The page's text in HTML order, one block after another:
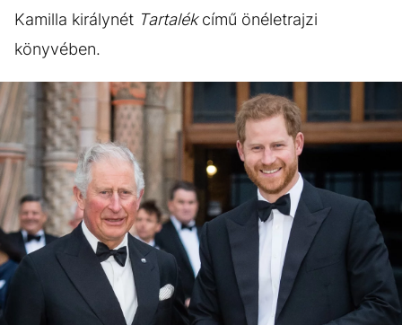
Kamilla királynét Tartalékcímű önéletrajzi
könyvében.